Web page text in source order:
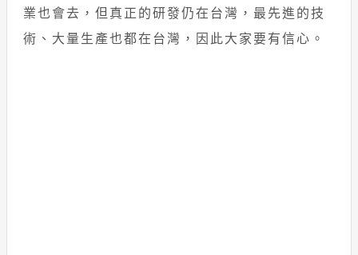
業也會去，但真正的研發仍在台灣，最先進的技
術、大量生產也都在台灣，因此大家要有信心。